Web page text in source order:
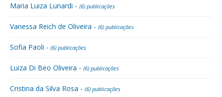
Maria Luiza Lunardi - (6) publicações
Vanessa Reich de Oliveira - (6) publicações
Sofia Paoli - (6) publicações
Luiza Di Beo Oliveira - (6) publicações
Cristina da Silva Rosa - (6) publicações